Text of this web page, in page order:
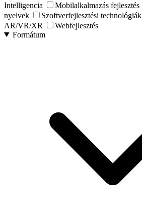
Intelligencia
Mobilalkalmazás fejlesztés
nyelvek
Szoftverfejlesztési technológiák
AR/VR/XR
Webfejlesztés
Formátum